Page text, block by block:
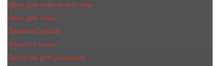
Крем для кожи вокруг глаз
Крем для лица
Пилинги,Скрабы
Лосьон и тоник
Средства для умывания